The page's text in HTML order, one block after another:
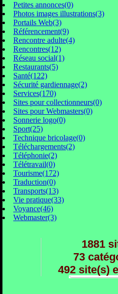
Petites annonces(0)
Photos images illustrations(3)
Portails Web(3)
Référencement(9)
Rencontre adulte(4)
Rencontres(12)
Réseau social(1)
Restaurants(5)
Santé(122)
Sécurité gardiennage(2)
Services(170)
Sites pour collectionneurs(0)
Sites pour Webmasters(0)
Sonnerie logo(0)
Sport(25)
Technique bricolage(0)
Téléchargements(2)
Téléphonie(2)
Télétravail(0)
Tourisme(172)
Traduction(0)
Transports(13)
Vie pratique(33)
Voyance(46)
Webmaster(3)
1881
73
492 site(s)